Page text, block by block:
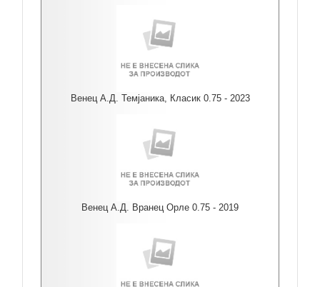
Венец А.Д. Темјаника, Класик 0.75 - 2023
Венец А.Д. Вранец Орле 0.75 - 2019